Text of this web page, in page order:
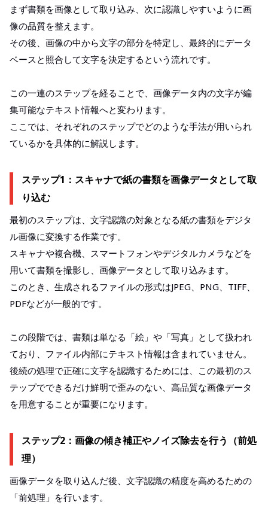
まず書類を画像として取り込み、次に認識しやすいように画
像の品質を整えます。
その後、画像の中から文字の部分を特定し、最終的にデータ
ベースと照合して文字を決定するという流れです。
この一連のステップを経ることで、画像データ内の文字が編
集可能なテキスト情報へと変わります。
ここでは、それぞれのステップでどのような手法が用いられ
ているかを具体的に解説します。
ステップ1：スキャナで紙の書類を画像データとして取
り込む
最初のステップは、文字認識の対象となる紙の書類をデジタ
ル画像に変換する作業です。
スキャナや複合機、スマートフォンやデジタルカメラなどを
用いて書類を撮影し、画像データとして取り込みます。
このとき、生成されるファイルの形式はJPEG、PNG、TIFF、
PDFなどが一般的です。
この段階では、書類は単なる「絵」や「写真」として扱われ
ており、ファイル内部にテキスト情報は含まれていません。
後続の処理で正確に文字を認識するためには、この最初のス
テップでできるだけ鮮明で歪みのない、高品質な画像データ
を用意することが重要になります。
ステップ2：画像の傾き補正やノイズ除去を行う（前処
理）
画像データを取り込んだ後、文字認識の精度を高めるための
「前処理」を行います。